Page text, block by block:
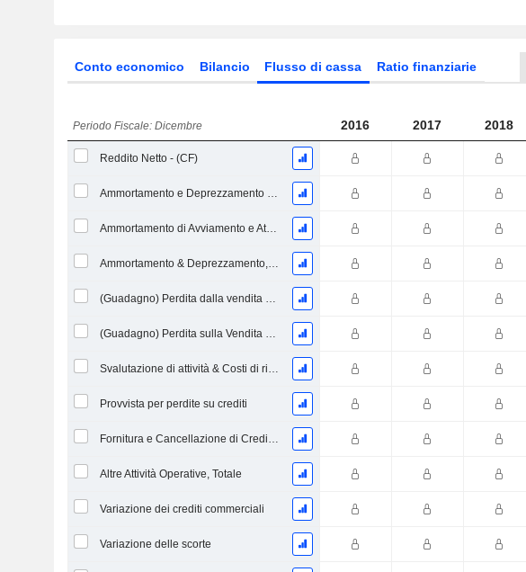
Conto economico Bilancio Flusso di cassa Ratio finanziarie
Periodo Fiscale: Dicembre 2016 2017 2018
Reddito Netto - (CF)
Ammortamento e Deprezzamento - Flusso di Cassa
Ammortamento di Avviamento e Attivi Immateriale - (CF) - (Specifico del Modello)
Ammortamento & Deprezzamento, Totale - CF
(Guadagno) Perdita dalla vendita di un asset
(Guadagno) Perdita sulla Vendita di Investimenti - (CF)
Svalutazione di attività & Costi di ristrutturazione
Provvista per perdite su crediti
Fornitura e Cancellazione di Crediti Inesigibili
Altre Attività Operative, Totale
Variazione dei crediti commerciali
Variazione delle scorte